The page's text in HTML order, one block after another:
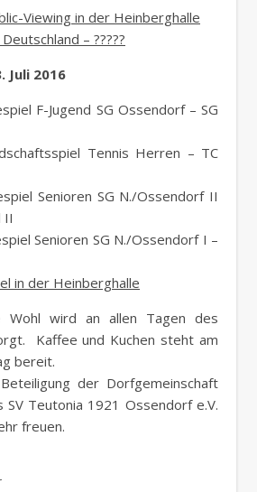
Viewing in der Heinberghalle
– ?????
Juli 2016
F-Jugend SG Ossendorf – SG
Tennis Herren – TC
Senioren SG N./Ossendorf II
II
Senioren SG N./Ossendorf I –
in der Heinberghalle
Wohl wird an allen Tagen des
Kaffee und Kuchen steht am
bereit.
der Dorfgemeinschaft
Teutonia 1921 Ossendorf e.V.
freuen.